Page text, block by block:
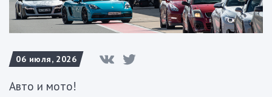
06 июля, 2026
Авто и мото!